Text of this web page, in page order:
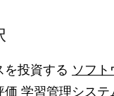
を投資する ソフト
価 学習管理システ